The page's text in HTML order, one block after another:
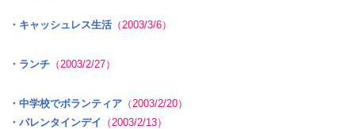
・キャッシュレス生活（2003/3/6）
・ランチ（2003/2/27）
・中学校でボランティア（2003/2/20）
・バレンタインデイ （2003/2/13）